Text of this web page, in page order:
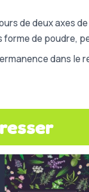
de deux axes
de poudre,
dans